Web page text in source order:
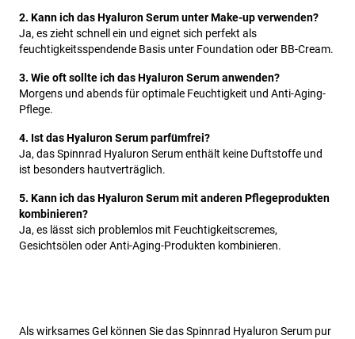
2. Kann ich das Hyaluron Serum unter Make-up verwenden?
Ja, es zieht schnell ein und eignet sich perfekt als
feuchtigkeitsspendende Basis unter Foundation oder BB-Cream.
3. Wie oft sollte ich das Hyaluron Serum anwenden?
Morgens und abends für optimale Feuchtigkeit und Anti-Aging-
Pflege.
4. Ist das Hyaluron Serum parfümfrei?
Ja, das Spinnrad Hyaluron Serum enthält keine Duftstoffe und
ist besonders hautverträglich.
5. Kann ich das Hyaluron Serum mit anderen Pflegeprodukten
kombinieren?
Ja, es lässt sich problemlos mit Feuchtigkeitscremes,
Gesichtsölen oder Anti-Aging-Produkten kombinieren.
Als wirksames Gel können Sie das Spinnrad Hyaluron Serum pur